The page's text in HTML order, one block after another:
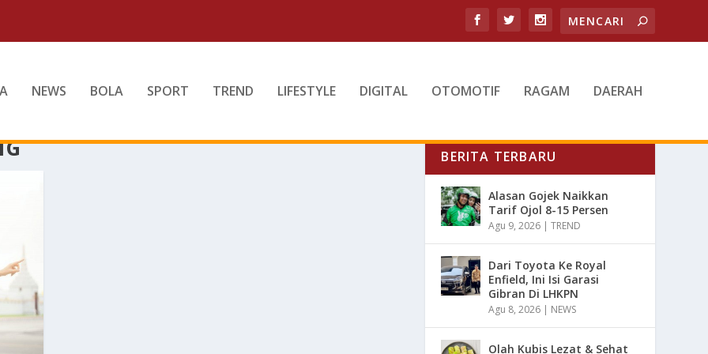
NEWS BOLA SPORT TREND LIFESTYLE DIGITAL OTOMOTIF RAGAM DAERAH
BERITA TERBARU
Alasan Gojek Naikkan
Tarif Ojol 8-15 Persen
Agu 9, 2026 |TREND
Dari Toyota Ke Royal
Enfield, Ini Isi Garasi
Gibran Di LHKPN
Agu 8, 2026 | NEWS
Olah Kubis Lezat & Sehat